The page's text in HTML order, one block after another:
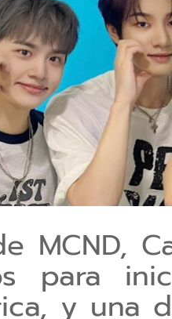
MCND,
para
y una